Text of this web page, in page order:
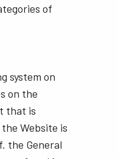
of
system on
on the
that is
Website is
the General